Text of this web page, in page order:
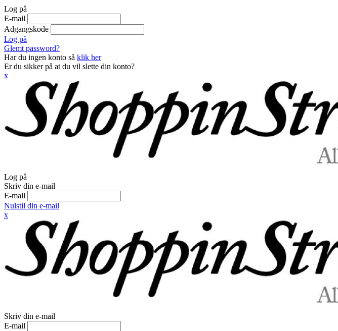
Log på
E-mail
Adgangskode
Log på
Glemt password?
Har du ingen konto så klik her
Er du sikker på at du vil slette din konto?
x
Log på
Skriv din e-mail
E-mail
Nulstil din e-mail
x
Skriv din e-mail
E-mail